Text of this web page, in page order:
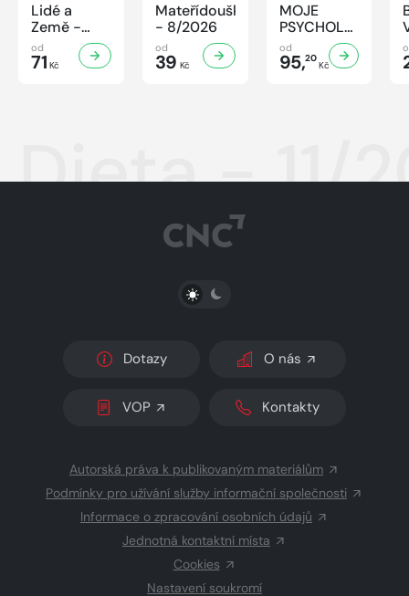
Lidé a
Země -
8/2026
od
71 Kč
Mateřídouška
- 8/2026
od
39 Kč
MOJE
PSYCHOLOGIE
- 8/2026
od
95,20
Kč
Dieta - 11/
PŘEPNOUT SVĚTLÝ/TMAVÝ REŽIM
Dotazy O nás
VOP Kontakty
Autorská práva k publikovaným materiálům
Podmínky pro užívání služby informační společnosti
Informace o zpracování osobních údajů
Jednotná kontaktní místa
Cookies
Nastavení soukromí